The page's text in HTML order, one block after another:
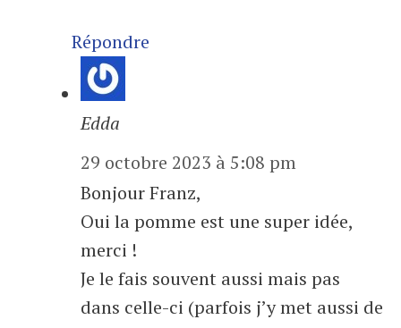
Répondre
Edda
29 octobre 2023 à 5:08 pm
Bonjour Franz,
Oui la pomme est une super idée,
merci !
Je le fais souvent aussi mais pas
dans celle-ci (parfois j’y met aussi de